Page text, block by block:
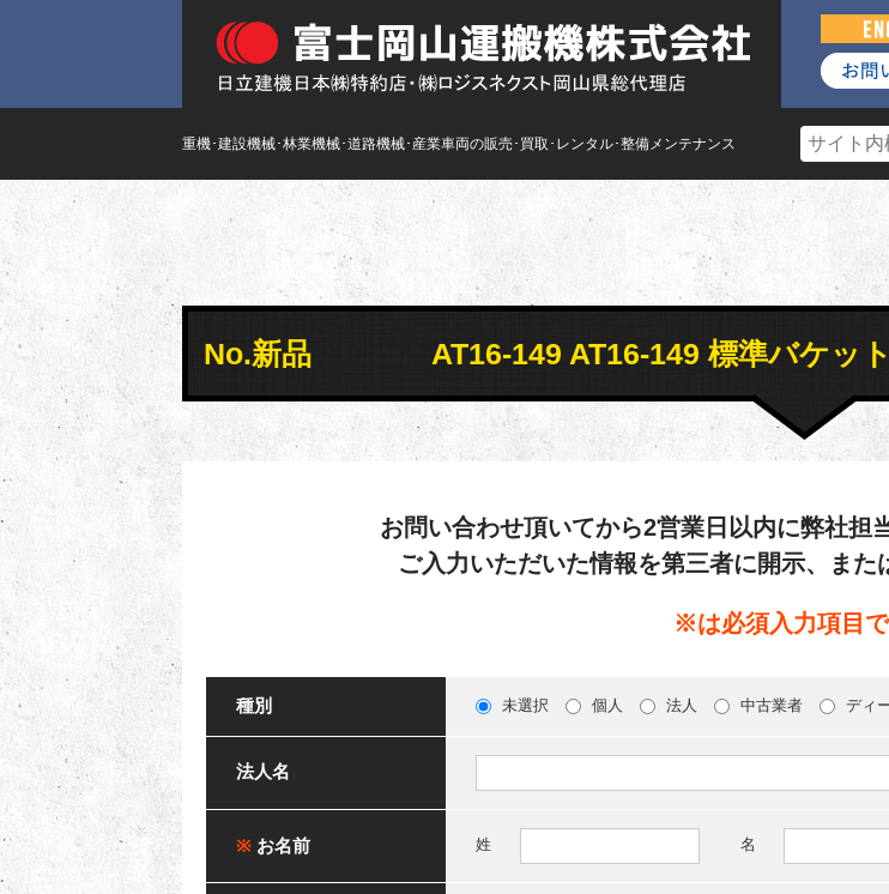
重機･建設機械･林業機械･道路機械･産業車両の販売･買取･レンタル･整備メンテナンス
No.新品 AT16-149 AT16-149 標準バケット
お問い合わせ頂いてから2営業日以内に弊社担
ご入力いただいた情報を第三者に開示、また
※は必須入力項目で
種別 未選択 個人 法人 中古業者 ディ
法人名
※ お名前 姓 名